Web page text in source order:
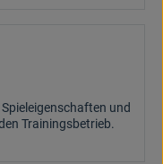
und
Trainingsbetrieb.